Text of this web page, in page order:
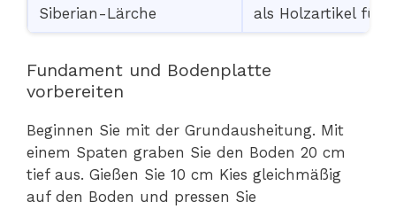
Siberian-Lärche als Holzartikel für
Fundament und Bodenplatte
vorbereiten
Beginnen Sie mit der Grundausheitung. Mit
einem Spaten graben Sie den Boden 20 cm
tief aus. Gießen Sie 10 cm Kies gleichmäßig
auf den Boden und pressen Sie